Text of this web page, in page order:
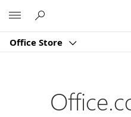
Office Store